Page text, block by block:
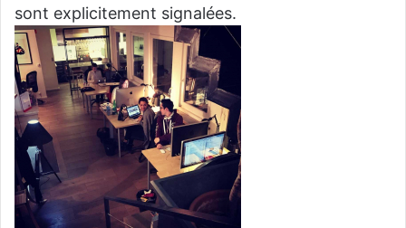
sont explicitement signalées.